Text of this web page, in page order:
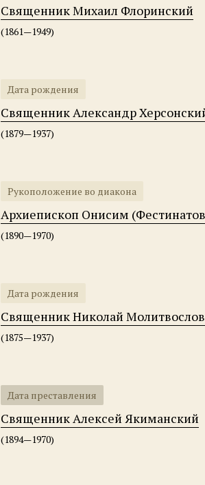
Священник Михаил Флоринский
(1861—1949)
Дата рождения
Священник Александр
(1879—1937)
Рукоположение во диакона
Архиепископ Онисим
(1890—1970)
Дата рождения
Священник Николай
(1875—1937)
Дата преставления
Священник Алексей Якиманский
(1894—1970)